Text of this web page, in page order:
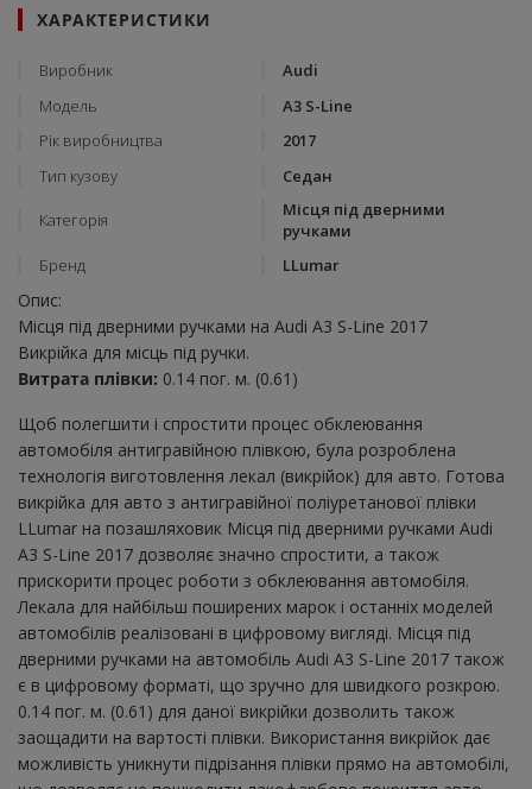
ХАРАКТЕРИСТИКИ
Виробник
Audi
Модель
A3 S-Line
Рік виробництва
2017
Тип кузову
Седан
Категорія
Місця під дверними
ручками
Бренд
LLumar
Опис:
Місця під дверними ручками на Audi A3 S-Line 2017
Викрійка для місць під ручки.
Витрата плівки: 0.14 пог. м. (0.61)
Щоб полегшити і спростити процес обклеювання
автомобіля антигравійною плівкою, була розроблена
технологія виготовлення лекал (викрійок) для авто. Готова
викрійка для авто з антигравійної поліуретанової плівки
LLumar на позашляховик Місця під дверними ручками Audi
A3 S-Line 2017 дозволяє значно спростити, а також
прискорити процес роботи з обклеювання автомобіля.
Лекала для найбільш поширених марок і останніх моделей
автомобілів реалізовані в цифровому вигляді. Місця під
дверними ручками на автомобіль Audi A3 S-Line 2017 також
є в цифровому форматі, що зручно для швидкого розкрою.
0.14 пог. м. (0.61) для даної викрійки дозволить також
заощадити на вартості плівки. Використання викрійок дає
можливість уникнути підрізання плівки прямо на автомобілі,